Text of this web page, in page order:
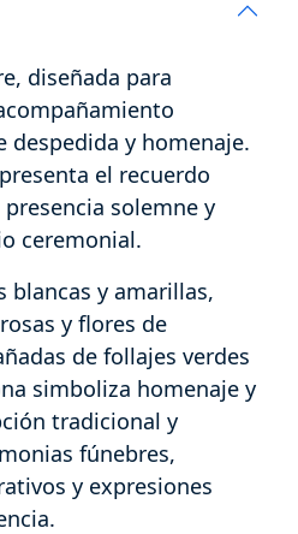
diseñada para
despedida y homenaje.
el recuerdo
solemne y
ceremonial.
blancas y amarillas,
y flores de
de follajes verdes
simboliza homenaje y
tradicional y
fúnebres,
y expresiones